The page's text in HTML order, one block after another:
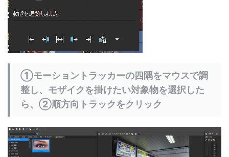
①モーショントラッカーの四隅をマウスで調
整し、モザイクを掛けたい対象物を選択した
ら、②順方向トラックをクリック